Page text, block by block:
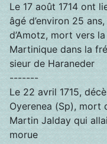
Le 17 août 1714 ont
âgé d’environ 25
d’Amotz, mort vers
Martinique dans la
sieur de Haraneder
-------
Le 22 avril 1715,
Oyerenea (Sp), mort
Martin Jalday qui
morue